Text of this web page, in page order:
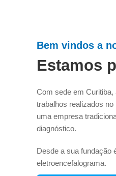
Bem vindos a
Estamos
Com sede em
trabalhos realizados
uma empresa
diagnóstico.
Desde a sua fundação
eletroencefalograma.